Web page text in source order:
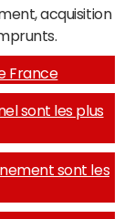
acquisition
France
sont les plus
sont les